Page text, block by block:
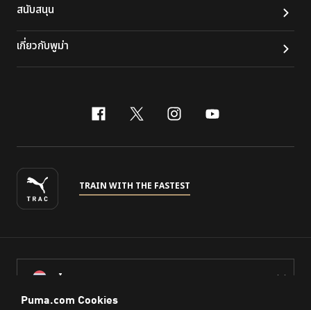
สนับสนุน
เกี่ยวกับพูม่า
facebook
x-twitter
instagram
youtube
TRAIN WITH THE FASTEST
ไทย